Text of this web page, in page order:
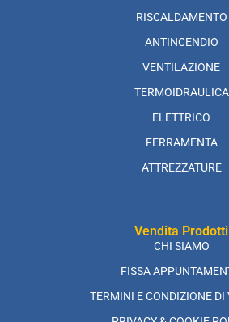
RISCALDAMENTO
ANTINCENDIO
VENTILAZIONE
TERMOIDRAULICA
ELETTRICO
FERRAMENTA
ATTREZZATURE
Vendita Prodotti
CHI SIAMO
FISSA
TERMINI E CONDIZIONE DI